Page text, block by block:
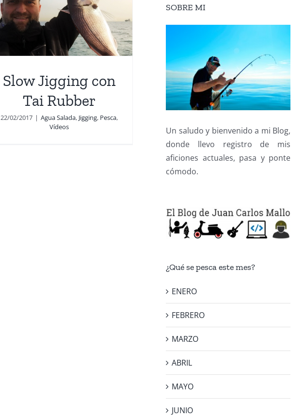
Slow Jigging con
Tai Rubber
22/02/2017 | Agua Salada, Jigging, Pesca,
Vídeos
SOBRE MI
Un saludo y bienvenido a mi Blog,
donde llevo registro de mis
aficiones actuales, pasa y ponte
cómodo.
¿Qué se pesca este mes?
ENERO
FEBRERO
MARZO
ABRIL
MAYO
JUNIO